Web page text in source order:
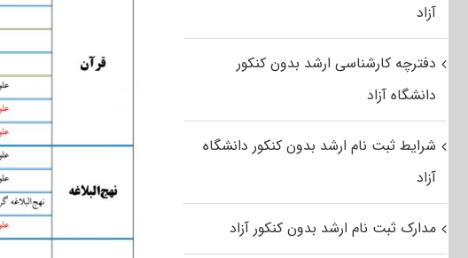
آزاد
دفترچه کارشناسی ارشد بدون کنکور
دانشگاه آزاد
شرایط ثبت نام ارشد بدون کنکور دانشگاه
آزاد
مدارک ثبت نام ارشد بدون کنکور آزاد